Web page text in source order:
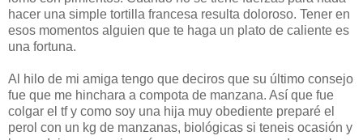
hacer una simple tortilla francesa resulta doloroso. Tener en
esos momentos alguien que te haga un plato de caliente es
una fortuna.
Al hilo de mi amiga tengo que deciros que su último consejo
fue que me hinchara a compota de manzana. Así que fue
colgar el tf y como soy una hija muy obediente preparé el
perol con un kg de manzanas, biológicas si teneis ocasión y